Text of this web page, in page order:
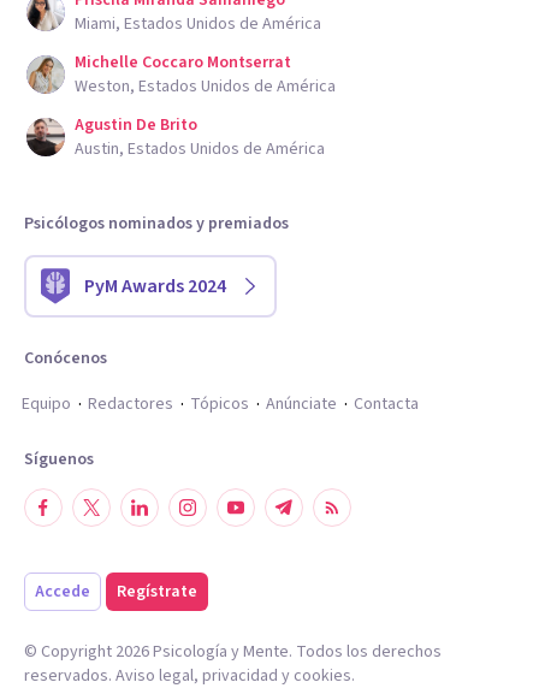
Miami, Estados Unidos de América
Michelle Coccaro Montserrat
Weston, Estados Unidos de América
Agustin De Brito
Austin, Estados Unidos de América
Psicólogos nominados y premiados
PyM Awards 2024
Conócenos
Equipo
Redactores Tópicos Anúnciate Contacta
Síguenos
Accede Regístrate
© Copyright 2026Psicología y Mente. Todos los derechos
reservados. Aviso legal, privacidad y cookies.